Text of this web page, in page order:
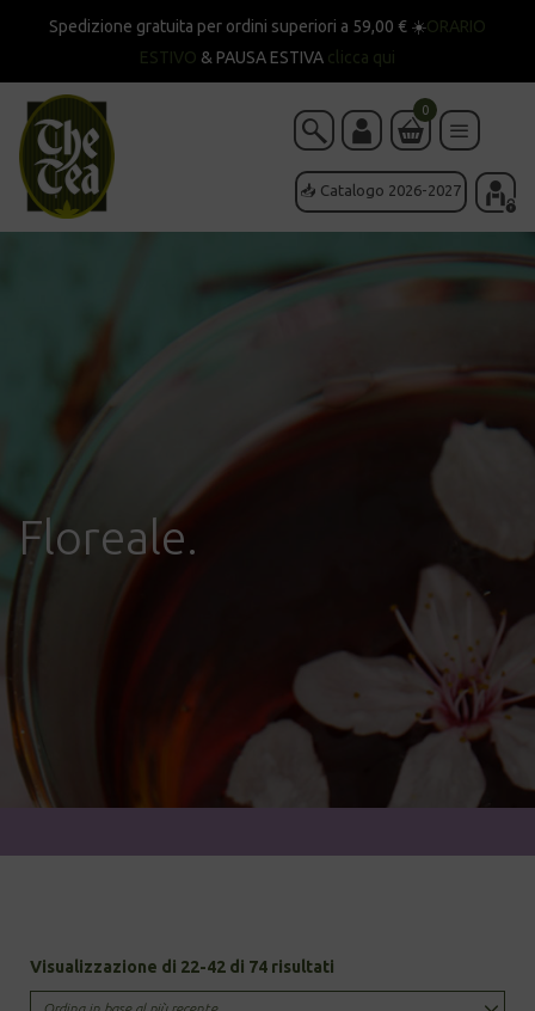
Spedizione gratuita per ordini superiori a 59,00 € ☀️ORARIO
ESTIVO & PAUSA ESTIVA clicca qui
📥 Catalogo 2026-2027
0
Floreale.
Visualizzazione di 22-42 di 74 risultati
by